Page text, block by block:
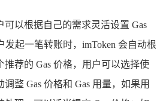
可以根据自己的需求灵活设置 Gas
发起一笔转账时，imToken 会自动根
荐的 Gas 价格，用户可以选择使
整 Gas 价格和 Gas 用量，如果用